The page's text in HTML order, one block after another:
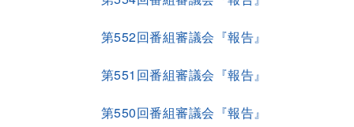
第552回番組審議会『報告』
第551回番組審議会『報告』
第550回番組審議会『報告』